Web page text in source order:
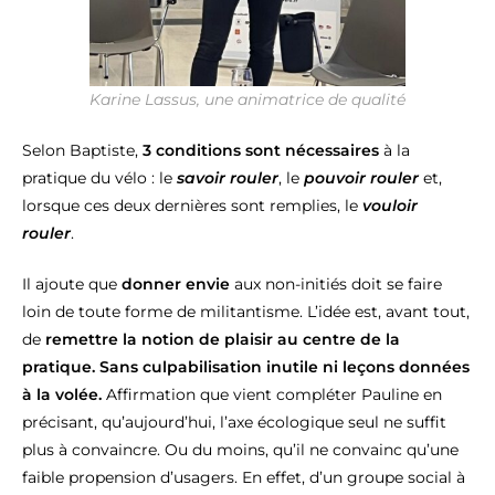
Karine Lassus, une animatrice de qualité
Selon Baptiste, 3 conditions sont nécessaires à la
pratique du vélo : le savoir rouler, le pouvoir rouleret,
lorsque ces deux dernières sont remplies, le vouloir
rouler.
Il ajoute que donner envie aux non-initiés doit se faire
loin de toute forme de militantisme. L’idée est, avant tout,
de remettre la notion de plaisir au centre de la
pratique. Sans culpabilisation inutile ni leçons données
à la volée. Affirmation que vient compléter Pauline en
précisant, qu’aujourd’hui, l’axe écologique seul ne suffit
plus à convaincre. Ou du moins, qu’il ne convainc qu’une
faible propension d’usagers. En effet, d’un groupe social à